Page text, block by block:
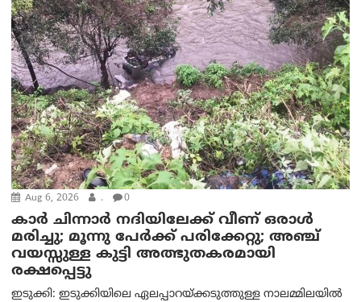
Aug 6, 2026 . 0
കാര്‍ ചിന്നാര്‍ നദിയിലേക്ക് വീണ് ഒരാള്‍
മരിച്ചു; മൂന്നു പേര്‍ക്ക് പരിക്കേറ്റു; അഞ്ച്
വയസ്സുള്ള കുട്ടി അത്ഭുതകരമായി
രക്ഷപ്പെട്ടു
ഇടുക്കി: ഇടുക്കിയിലെ ഏലപ്പാറയ്ക്കടുത്തുള്ള നാലമ്മിലയിൽ